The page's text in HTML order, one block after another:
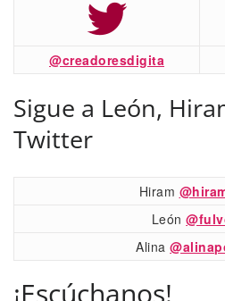
@creadoresdigita
Sigue a León,
Twitter
Hiram
León
Alina
¡Escúchanos!